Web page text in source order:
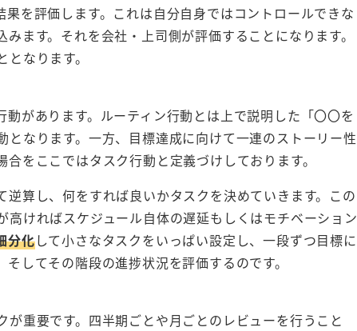
を評価します。これは自分自身ではコントロールできな
ます。それを会社・上司側が評価することになります。
なります。
があります。ルーティン行動とは上で説明した「〇〇を
なります。一方、目標達成に向けて一連のストーリー性
をここではタスク行動と定義づけしております。
算し、何をすれば良いかタスクを決めていきます。この
ければスケジュール自体の遅延もしくはモチベーション
分化して小さなタスクをいっぱい設定し、一段ずつ目標に
してその階段の進捗状況を評価するのです。
重要です。四半期ごとや月ごとのレビューを行うこと